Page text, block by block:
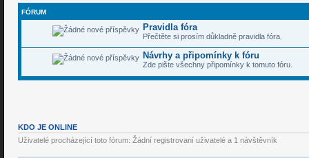
FÓRUM
Pravidla fóra
Přečtěte si prosím důkladně pravidla fóra.
Návrhy a připomínky k fóru
Zde pište všechny připomínky k tomuto fóru.
KDO JE ONLINE
Uživatelé procházející toto fórum: Žádní registrovaní uživatelé a 1 návštěvník